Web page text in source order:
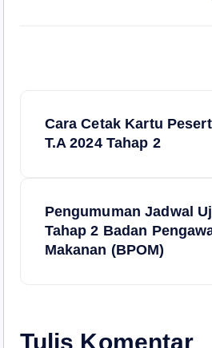
Cara Cetak Kartu
T.A 2024 Tahap 2
Pengumuman Jadwal
Tahap 2 Badan
Makanan (BPOM)
Tulis Komentar